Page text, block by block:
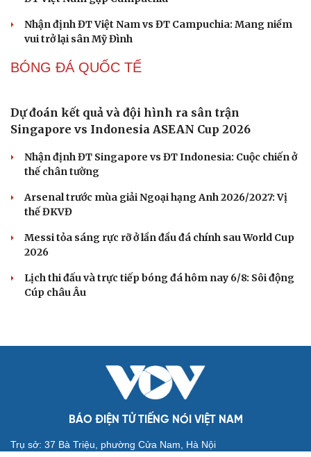
Chuyển nhượng V-League 2026/2027 mới nhất:
"Siêu tiền đạo" Brazil đến CLB mới
tiến vào bán kết
Campuchia ASEAN Cup 2026
Lịch thi đấu và trực tiếp bóng đá Việt Nam hôm nay 7/8:
Nhận định ĐT Việt Nam vs ĐT Campuchia: Mang niềm
BÓNG ĐÁ QUỐC TẾ
Dự đoán kết quả và đội hình ra sân trận
Singapore vs Indonesia ASEAN Cup 2026